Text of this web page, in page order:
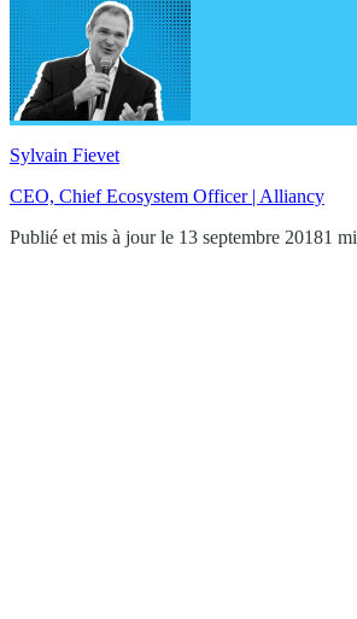
Sylvain Fievet
CEO, Chief Ecosystem Officer | Alliancy
Publié et mis à jour le 13 septembre 20181